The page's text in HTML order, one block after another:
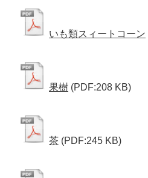
いも類スィートコーン
果樹 (PDF:208 KB)
茶 (PDF:245 KB)